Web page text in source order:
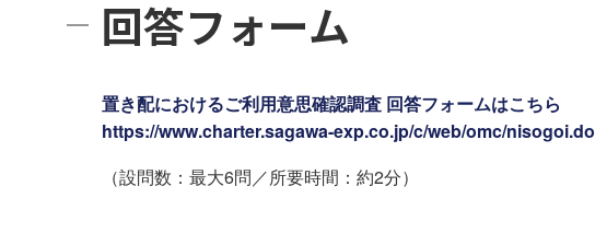
回答フォーム
置き配におけるご利用意思確認調査 回答フォームはこちら
https://www.charter.sagawa-exp.co.jp/c/web/omc/nisogoi.do
（設問数：最大6問／所要時間：約2分）